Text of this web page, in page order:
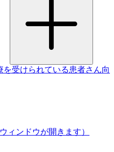
を受けられている患者さん向
ウィンドウが開きます）